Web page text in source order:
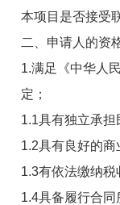
本项目是否接受
二、申请人的资
1.满足《中华人
定；
1.1具有独立承担
1.2具有良好的商
1.3有依法缴纳税
1.4具备履行合同